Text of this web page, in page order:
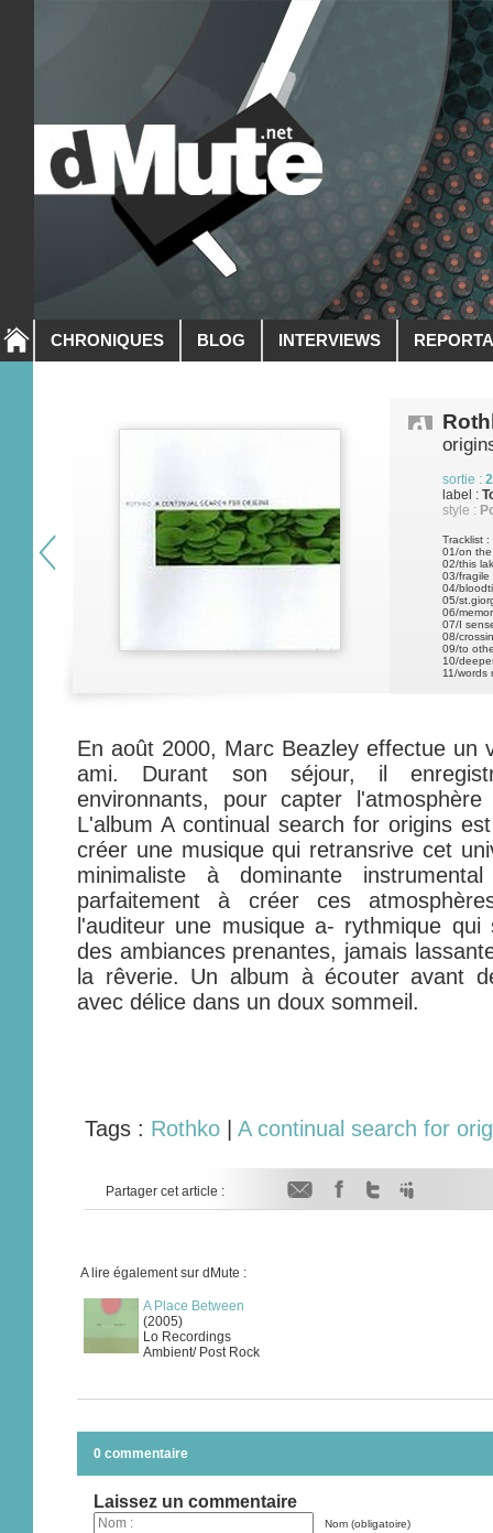
CHRONIQUES BLOG INTERVIEWS
sortie :
label :
style :
Tracklist :
01/on
02/this
03/fragile
04/
05/
06/
07/I
08/
09/to
10/
11/words
En août 2000, Marc Beazley effectue un
ami. Durant son séjour, il
environnants, pour capter
L'album A continual search for origins
créer une musique qui retransrive cet
minimaliste à dominante
parfaitement à créer ces
l'auditeur une musique a- rythmique
des ambiances prenantes, jamais
la rêverie. Un album à écouter avant
avec délice dans un doux sommeil.
Tags : Rothko| A continual search for
Partager cet article :
A lire également sur dMute :
A Place Between
(2005)
Lo Recordings
Ambient/ Post Rock
0 commentaire
Laissez un commentaire
Nom (obligatoire)